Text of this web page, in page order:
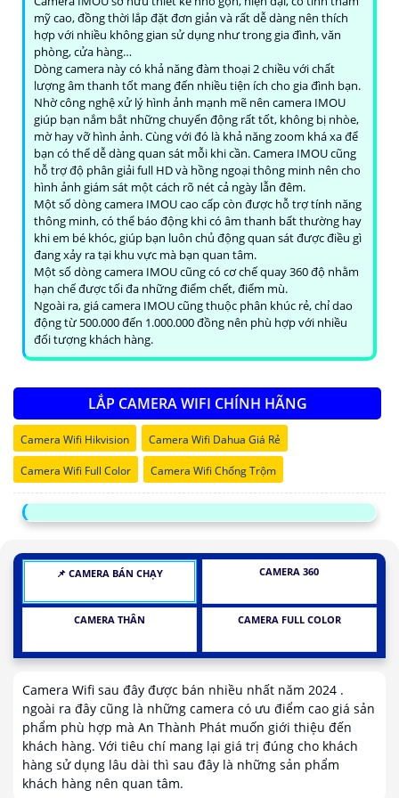
mỹ cao, đồng thời lắp đặt đơn giản và rất dễ dàng nên thích
hợp với nhiều không gian sử dụng như trong gia đình, văn
phòng, cửa hàng…
Dòng camera này có khả năng đàm thoại 2 chiều với chất
lượng âm thanh tốt mang đến nhiều tiện ích cho gia đình bạn.
Nhờ công nghệ xử lý hình ảnh mạnh mẽ nên camera IMOU
giúp bạn nắm bắt những chuyển động rất tốt, không bị nhòe,
mờ hay vỡ hình ảnh. Cùng với đó là khả năng zoom khá xa để
bạn có thể dễ dàng quan sát mỗi khi cần. Camera IMOU cũng
hỗ trợ độ phân giải full HD và hồng ngoại thông minh nên cho
hình ảnh giám sát một cách rõ nét cả ngày lẫn đêm.
Một số dòng camera IMOU cao cấp còn được hỗ trợ tính năng
thông minh, có thể báo động khi có âm thanh bất thường hay
khi em bé khóc, giúp bạn luôn chủ động quan sát được điều gì
đang xảy ra tại khu vực mà bạn quan tâm.
Một số dòng camera IMOU cũng có cơ chế quay 360 độ nhằm
hạn chế được tối đa những điểm chết, điểm mù.
Ngoài ra, giá camera IMOU cũng thuộc phân khúc rẻ, chỉ dao
động từ 500.000 đến 1.000.000 đồng nên phù hợp với nhiều
đối tượng khách hàng.
LẮP CAMERA WIFI CHÍNH HÃNG
Camera Wifi Hikvision Camera Wifi Dahua Giá Rẻ
Camera Wifi Full Color Camera Wifi Chống Trộm
📌 CAMERA BÁN CHẠY CAMERA 360
CAMERA THÂN CAMERA FULL COLOR
Camera Wifi sau đây được bán nhiều nhất năm 2024 .
ngoài ra đây cũng là những camera có ưu điểm cao giá sản
phẩm phù hợp mà An Thành Phát muốn giới thiệu đến
khách hàng. Với tiêu chí mang lại giá trị đúng cho khách
hàng sử dụng lâu dài thì sau đây là những sản phẩm
khách hàng nên quan tâm.